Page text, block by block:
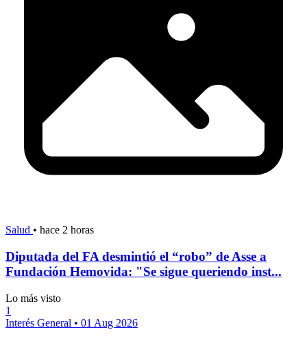
Salud • hace 2 horas
Diputada del FA desmintió el “robo” de Asse a
Fundación Hemovida: "Se sigue queriendo inst...
Lo más visto
1
Interés General • 01 Aug 2026